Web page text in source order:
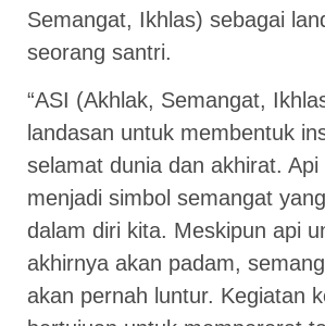
Semangat, Ikhlas) sebagai
seorang santri.
“ASI (Akhlak, Semangat,
landasan untuk membentuk
selamat dunia dan akhirat. Api
menjadi simbol semangat
dalam diri kita. Meskipun api
akhirnya akan padam,
akan pernah luntur. Kegiatan